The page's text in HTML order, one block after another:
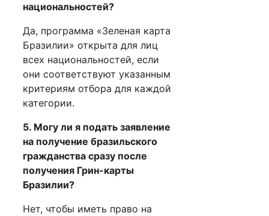
национальностей?
Да, программа «Зеленая карта
Бразилии» открыта для лиц
всех национальностей, если
они соответствуют указанным
критериям отбора для каждой
категории.
5. Могу ли я подать заявление
на получение бразильского
гражданства сразу после
получения Грин-карты
Бразилии?
Нет, чтобы иметь право на